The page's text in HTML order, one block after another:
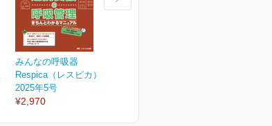
みんなの呼吸器
Respica（レスピカ）202...
2025年5号
¥2,970